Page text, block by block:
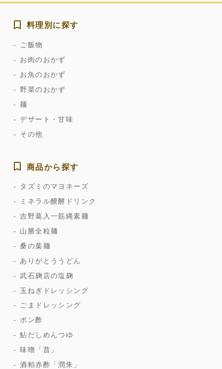
料理別に探す
ご飯物
お肉のおかず
お魚のおかず
野菜のおかず
麺
デザート・甘味
その他
商品から探す
タズミのマヨネーズ
ミネラル醗酵ドリンク
吉野葛入一筋縄素麺
山勝全粒麺
桑の葉麺
ありがとううどん
武石麹店の塩麹
玉ねぎドレッシング
ごまドレッシング
ポン酢
鮎だしめんつゆ
味噌「昔」
酒粕赤酢「潤朱」